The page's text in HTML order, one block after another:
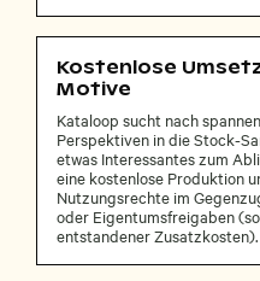
Kostenlose
Motive
Kataloop sucht nach
Perspektiven in die Stock-
etwas Interessantes zum
eine kostenlose Produktion
Nutzungsrechte im
oder Eigentumsfreigaben
entstandener Zusatzkosten).